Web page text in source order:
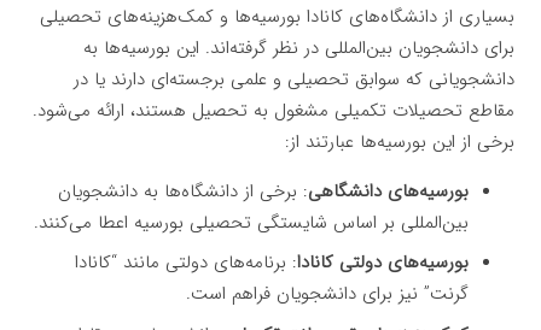
بسیاری از دانشگاه‌های کانادا بورسیه‌ها و کمک‌هزینه‌های تحصیلی
برای دانشجویان بین‌المللی در نظر گرفته‌اند. این بورسیه‌ها به
دانشجویانی که سوابق تحصیلی و علمی برجسته‌ای دارند یا در
مقاطع تحصیلات تکمیلی مشغول به تحصیل هستند، ارائه می‌شود.
برخی از این بورسیه‌ها عبارتند از:
بورسیه‌های دانشگاهی: برخی از دانشگاه‌ها به دانشجویان
بین‌المللی بر اساس شایستگی تحصیلی بورسیه اعطا می‌کنند.
بورسیه‌های دولتی کانادا: برنامه‌های دولتی مانند “کانادا
گرنت” نیز برای دانشجویان فراهم است.